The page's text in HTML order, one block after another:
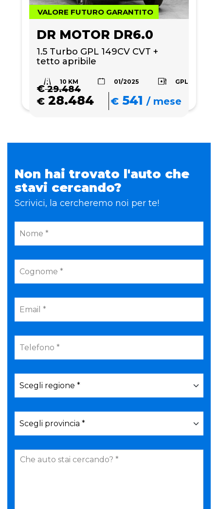
VALORE FUTURO GARANTITO
DR MOTOR DR6.0
1.5 Turbo GPL 149CV CVT +
tetto apribile
10 KM 01/2025 GPL
€29.484
€ 28.484 € 541 /mese
Non hai trovato l'auto che
stavi cercando?
Scrivici, la cercheremo noi per te!